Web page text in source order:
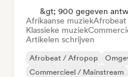
&gt; 900 gegeven
Afrikaanse muziek
Klassieke muziek
Artikelen schrijven
Afrobeat / Afropop
Commercieel / Mainstream